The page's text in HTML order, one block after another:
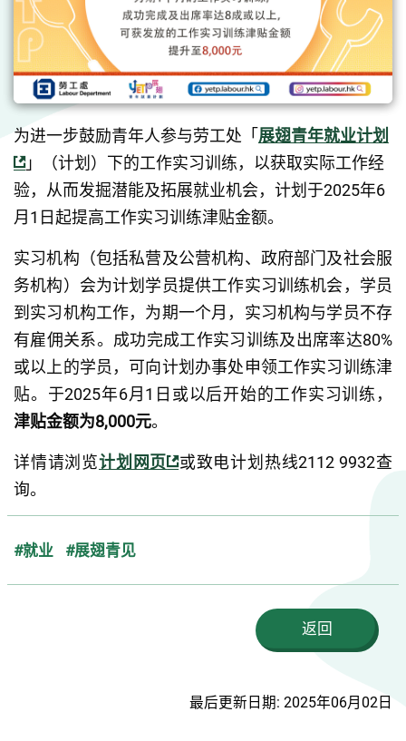
为进一步鼓励青年人参与劳工处「展翅青年就业计划
」（计划）下的工作实习训练，以获取实际工作经
验，从而发掘潜能及拓展就业机会，计划于2025年6
月1日起提高工作实习训练津贴金额。
实习机构（包括私营及公营机构、政府部门及社会服
务机构）会为计划学员提供工作实习训练机会，学员
到实习机构工作，为期一个月，实习机构与学员不存
有雇佣关系。成功完成工作实习训练及出席率达80%
或以上的学员，可向计划办事处申领工作实习训练津
贴。于2025年6月1日或以后开始的工作实习训练，
津贴金额为8,000元。
详情请浏览计划网页 或致电计划热线2112 9932查
询。
#就业 #展翅青见
返回
最后更新日期: 2025年06月02日